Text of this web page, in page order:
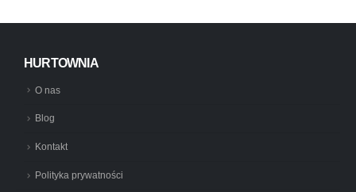
HURTOWNIA
O nas
Blog
Kontakt
Polityka prywatności